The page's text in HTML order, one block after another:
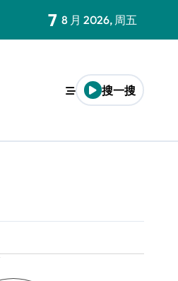
7 8 月 2026, 周五
搜一搜